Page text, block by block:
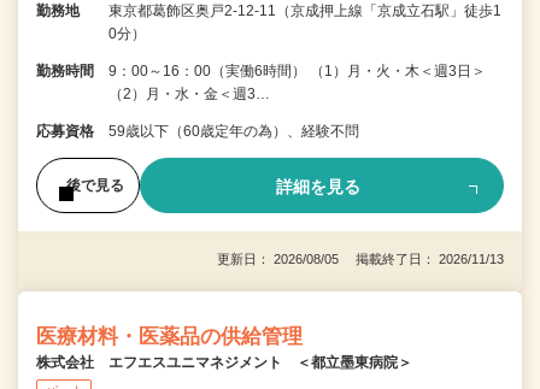
勤務地
東京都葛飾区奥戸2-12-11（京成押上線「京成立石駅」徒歩1
0分）
勤務時間
9：00～16：00（実働6時間） （1）月・火・木＜週3日＞
（2）月・水・金＜週3…
応募資格 59歳以下（60歳定年の為）、経験不問
後で見る 詳細を見る
更新日： 2026/08/05 掲載終了日： 2026/11/13
医療材料・医薬品の供給管理
株式会社 エフエスユニマネジメント ＜都立墨東病院＞